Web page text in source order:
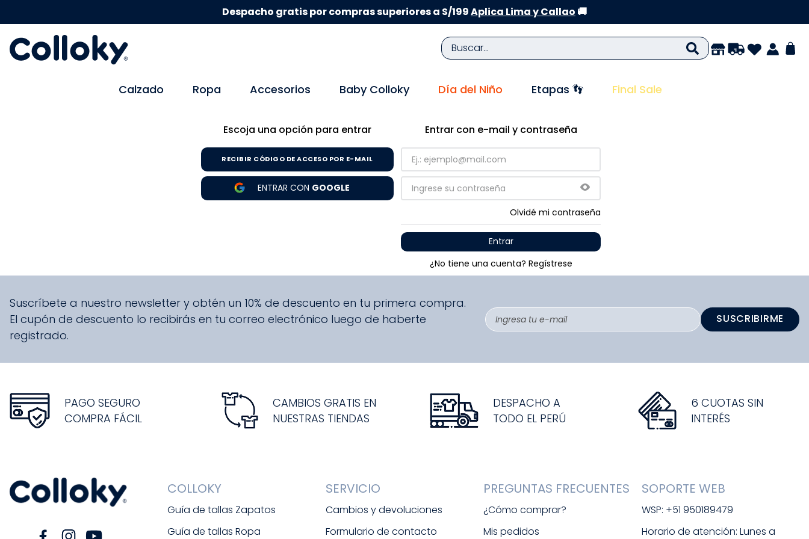
Despacho gratis por compras superiores a S/199Aplica Lima y Callao 🚚
Buscar...
Calzado Ropa Accesorios Baby Colloky Día del Niño Etapas 👣 Final Sale
Escoja una opción para entrar
RECIBIR CÓDIGO DE ACCESO POR E-MAIL
ENTRAR CON GOOGLE
Entrar con e-mail y contraseña
Olvidé mi contraseña
Entrar
¿No tiene una cuenta? Regístrese
Suscríbete a nuestro newsletter y obtén un 10% de descuento en tu primera compra.
El cupón de descuento lo recibirás en tu correo electrónico luego de haberte
registrado.
SUSCRIBIRME
PAGO SEGURO
COMPRA FÁCIL
CAMBIOS GRATIS EN
NUESTRAS TIENDAS
DESPACHO A
TODO EL PERÚ
6 CUOTAS SIN
INTERÉS
COLLOKY
Guía de tallas Zapatos
Guía de tallas Ropa
SERVICIO
Cambios y devoluciones
Formulario de contacto
PREGUNTAS FRECUENTES
¿Cómo comprar?
Mis pedidos
SOPORTE WEB
WSP: +51 950189479
Horario de atención: Lunes a
TÉRMINOS MÁS BUSCADOS
2.
zapatillas niño
3.
medias
5.
sandalias niña
9.
disney